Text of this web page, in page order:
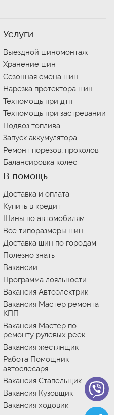
Услуги
Выездной шиномонтаж
Хранение шин
Сезонная смена шин
Нарезка протектора шин
Техпомощь при дтп
Техпомощь при застревании
Подвоз топлива
Запуск аккумулятора
Ремонт порезов, проколов
Балансировка колес
В помощь
Доставка и оплата
Купить в кредит
Шины по автомобилям
Все типоразмеры шин
Доставка шин по городам
Полезно знать
Вакансии
Программа лояльности
Вакансия Автоэлектрик
Вакансия Мастер ремонта
КПП
Вакансия Мастер по
ремонту рулевых реек
Вакансия жестянщик
Работа Помощник
автослесаря
Вакансия Стапельщик
Вакансия Кузовщик
Вакансия ходовик